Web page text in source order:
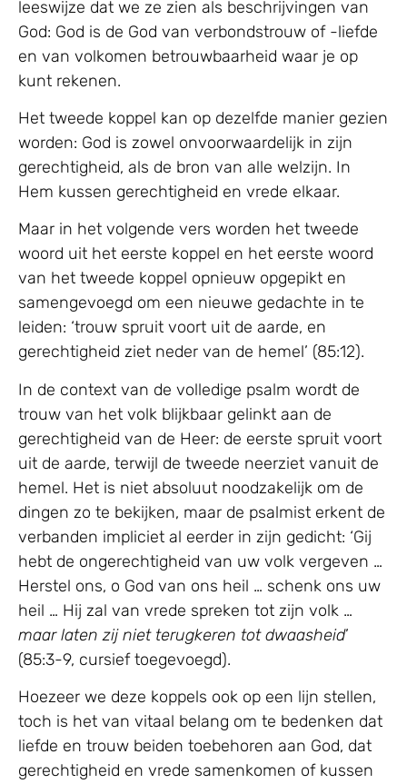
leeswijze dat we ze zien als beschrijvingen van
God: God is de God van verbondstrouw of -liefde
en van volkomen betrouwbaarheid waar je op
kunt rekenen.
Het tweede koppel kan op dezelfde manier gezien
worden: God is zowel onvoorwaardelijk in zijn
gerechtigheid, als de bron van alle welzijn. In
Hem kussen gerechtigheid en vrede elkaar.
Maar in het volgende vers worden het tweede
woord uit het eerste koppel en het eerste woord
van het tweede koppel opnieuw opgepikt en
samengevoegd om een nieuwe gedachte in te
leiden: ‘trouw spruit voort uit de aarde, en
gerechtigheid ziet neder van de hemel’ (85:12).
In de context van de volledige psalm wordt de
trouw van het volk blijkbaar gelinkt aan de
gerechtigheid van de Heer: de eerste spruit voort
uit de aarde, terwijl de tweede neerziet vanuit de
hemel. Het is niet absoluut noodzakelijk om de
dingen zo te bekijken, maar de psalmist erkent de
verbanden impliciet al eerder in zijn gedicht: ‘Gij
hebt de ongerechtigheid van uw volk vergeven …
Herstel ons, o God van ons heil … schenk ons uw
heil … Hij zal van vrede spreken tot zijn volk …
maar laten zij niet terugkeren tot dwaasheid’
(85:3-9, cursief toegevoegd).
Hoezeer we deze koppels ook op een lijn stellen,
toch is het van vitaal belang om te bedenken dat
liefde en trouw beiden toebehoren aan God, dat
gerechtigheid en vrede samenkomen of kussen